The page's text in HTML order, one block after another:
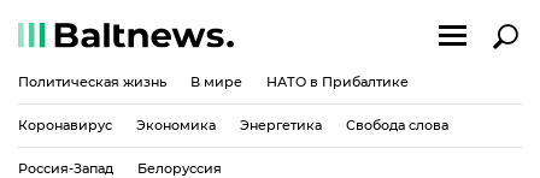
Политическая жизнь В мире НАТО в Прибалтике
Коронавирус Экономика Энергетика Свобода слова
Россия-Запад Белоруссия